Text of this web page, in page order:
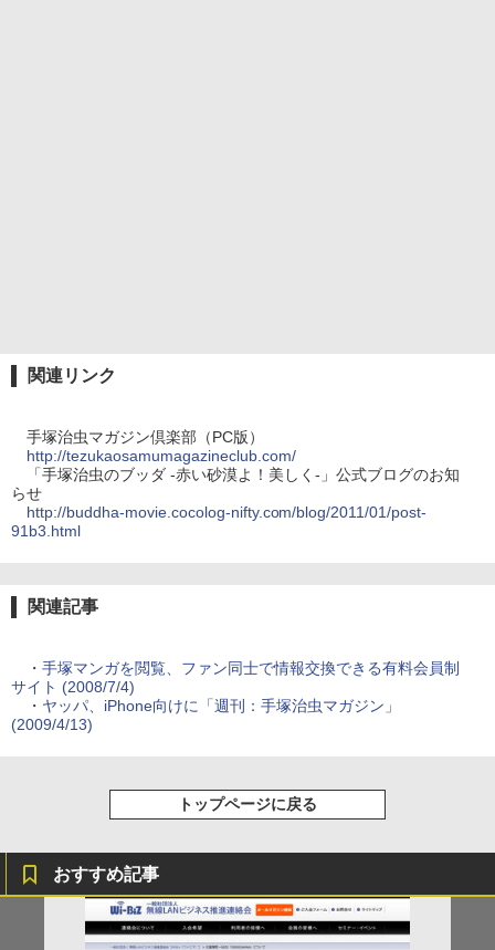
関連リンク
手塚治虫マガジン倶楽部（PC版）
http://tezukaosamumagazineclub.com/
「手塚治虫のブッダ -赤い砂漠よ！美しく-」公式ブログのお知
らせ
http://buddha-movie.cocolog-nifty.com/blog/2011/01/post-
91b3.html
関連記事
・ 手塚マンガを閲覧、ファン同士で情報交換できる有料会員制
サイト (2008/7/4)
・ ヤッパ、iPhone向けに「週刊：手塚治虫マガジン」
(2009/4/13)
トップページに戻る
おすすめ記事